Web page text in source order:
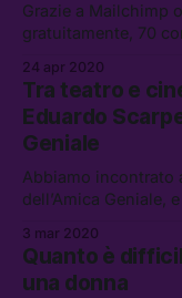
Grazie a Mailchimp
gratuitamente, 70
24 apr 2020
Tra teatro e
Eduardo
Geniale
Abbiamo incontrato
dell’Amica Geniale,
affezionato al suo
articolata
3 mar 2020
Quanto è
una donna